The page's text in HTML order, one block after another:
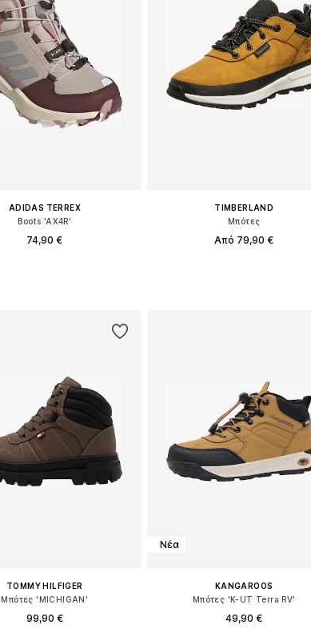
ADIDAS TERREX
Boots 'AX4R'
74,90 €
TIMBERLAND
Μπότες
Από 79,90 €
TOMMY HILFIGER
Μπότες 'MICHIGAN'
99,90 €
Νέα
KANGAROOS
Μπότες 'K-UT Terra RV'
49,90 €